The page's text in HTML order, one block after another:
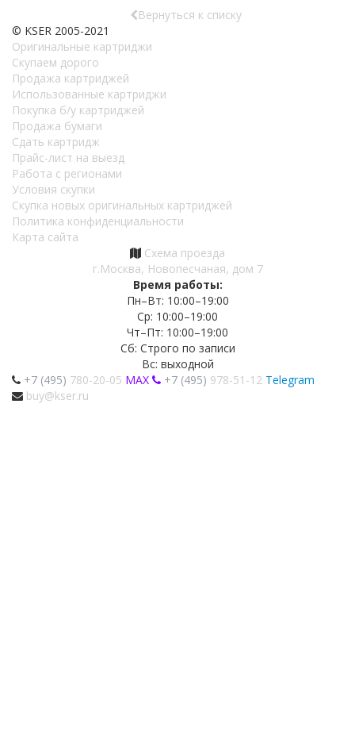
Вернуться к списку
© KSER 2005-2021
Оригинальные картриджи
Скупаем дорого
Продажа картриджей
Использованные картриджи
Покупка б/у картриджей
Продажа бумаги
Сдать картридж
Прайс-лист на выезд
Работа с регионами
Условия скупки
Скупка новых оригинальных картриджей
Политика конфиденциальности
Карта сайта
Схема проезда
г.Москва, Новопесчаная, дом 7
Время работы:
Пн–Вт: 10:00–19:00
Ср: 10:00–19:00
Чт–Пт: 10:00–19:00
Сб: Строго по записи
Вс: выходной
+7 (495) 780-20-05 MAX +7 (495) 978-51-12 Telegram
buy@kser.ru